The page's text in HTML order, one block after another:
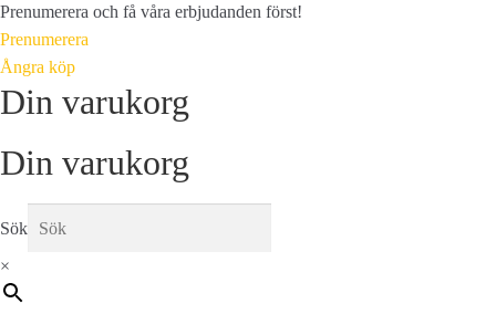
Prenumerera och få våra erbjudanden först!
Prenumerera
Ångra köp
Din varukorg
Din varukorg
Sök
×